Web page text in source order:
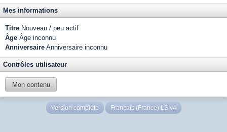
Mes informations
Titre Nouveau / peu actif
Âge Âge inconnu
Anniversaire Anniversaire inconnu
Contrôles utilisateur
Mon contenu
Version complète Français (France) LS v4